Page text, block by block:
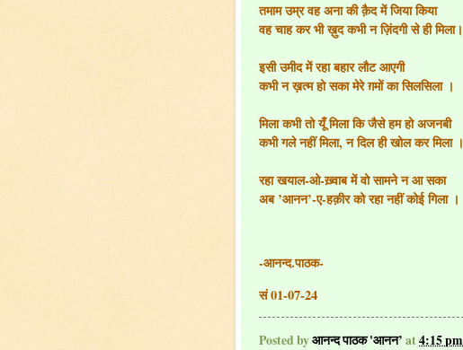
तमाम उम्र वह अना की क़ैद में जिया किया
वह चाह कर भी ख़ुद कभी न ज़िंदगी से ही मिला।
इसी उमीद में रहा बहार लौट आएगी
कभी न ख़त्म हो सका मेरे ग़मों का सिलसिला ।
मिला कभी तो यूँ मिला कि जैसे हम हो अजनबी
कभी गले नहीं मिला, न दिल ही खोल कर मिला ।
रहा खयाल-ओ-ख़्वाब में वो सामने न आ सका
अब ’आनन’-ए-हक़ीर को रहा नहीं कोई गिला ।
-आनन्द.पाठक-
सं 01-07-24
Posted byआनन्द पाठक 'आनन’ at4:15 pm